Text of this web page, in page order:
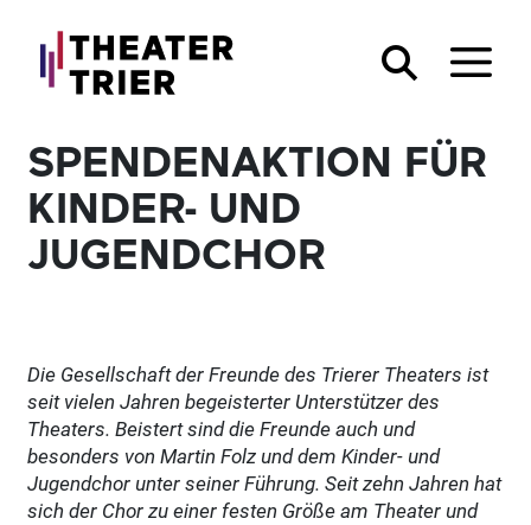
SPENDENAKTION FÜR
KINDER- UND
JUGENDCHOR
Die Gesellschaft der Freunde des Trierer Theaters ist
seit vielen Jahren begeisterter Unterstützer des
Theaters. Beistert sind die Freunde auch und
besonders von Martin Folz und dem Kinder- und
Jugendchor unter seiner Führung. Seit zehn Jahren hat
sich der Chor zu einer festen Größe am Theater und